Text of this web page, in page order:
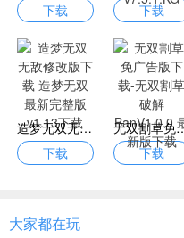
下载
下载
造梦无双无敌修改版下载 造梦无双最新完整版v1.13下载
下载
无双割草免广告版下
下载
大家都在玩